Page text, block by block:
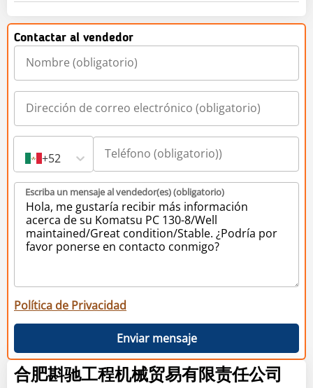
Contactar al vendedor
+52
Escriba un mensaje al vendedor(es) (obligatorio)
Política de Privacidad
Enviar mensaje
合肥斟驰工程机械贸易有限责任公司